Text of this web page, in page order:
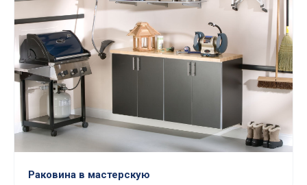
Раковина в мастерскую